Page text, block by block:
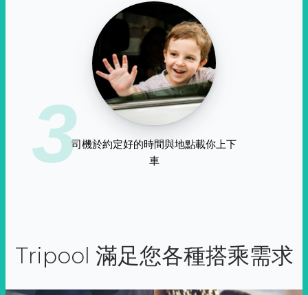
3司機於約定好的時間與地點載你上下
車
Tripool 滿足您各種搭乘需求